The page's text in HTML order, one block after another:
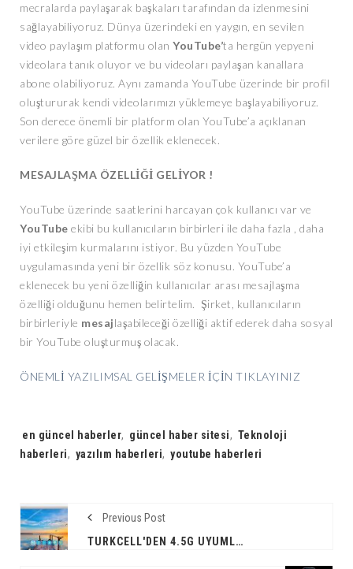
mecralarda paylaşarak başkaları tarafından da izlenmesini
sağlayabiliyoruz. Dünya üzerindeki en yaygın, en sevilen
video paylaşım platformu olan YouTube’ta hergün yepyeni
videolara tanık oluyor ve bu videoları paylaşan kanallara
abone olabiliyoruz. Aynı zamanda YouTube üzerinde bir profil
oluştururak kendi videolarımızı yüklemeye başlayabiliyoruz.
Son derece önemli bir platform olan YouTube’a açıklanan
verilere göre güzel bir özellik eklenecek.
MESAJLAŞMA ÖZELLİĞİ GELİYOR !
YouTube üzerinde saatlerini harcayan çok kullanıcı var ve
YouTube ekibi bu kullanıcıların birbirleri ile daha fazla , daha
iyi etkileşim kurmalarını istiyor. Bu yüzden YouTube
uygulamasında yeni bir özellik söz konusu. YouTube’a
eklenecek bu yeni özelliğin kullanıcılar arası mesajlaşma
özelliği olduğunu hemen belirtelim. Şirket, kullanıcıların
birbirleriyle mesajlaşabileceği özelliği aktif ederek daha sosyal
bir YouTube oluşturmuş olacak.
ÖNEMLİ YAZILIMSAL GELİŞMELER İÇİN TIKLAYINIZ
Tags:
en güncel haberler, güncel haber sitesi, Teknoloji
haberleri, yazılım haberleri, youtube haberleri
Previous Post
TURKCELL'DEN 4.5G UYUMLU YENI TABLET !